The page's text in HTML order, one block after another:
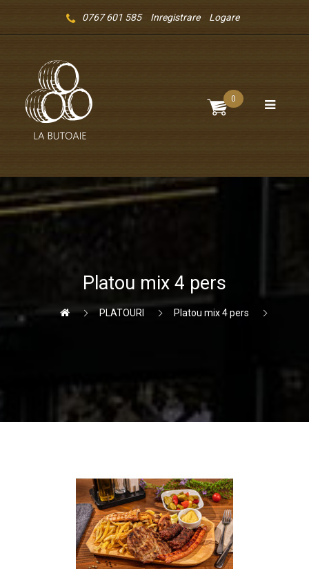
0767 601 585 Inregistrare Logare
0
Platou mix 4 pers
PLATOURI Platou mix 4 pers